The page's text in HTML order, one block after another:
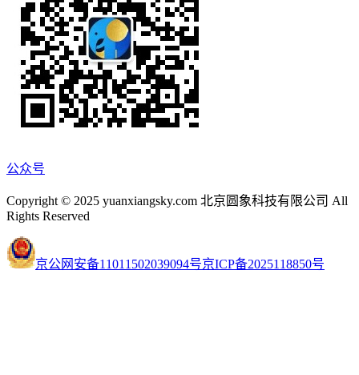
公众号
Copyright © 2025 yuanxiangsky.com 北京圆象科技有限公司 All
Rights Reserved
京公网安备11011502039094号京ICP备2025118850号